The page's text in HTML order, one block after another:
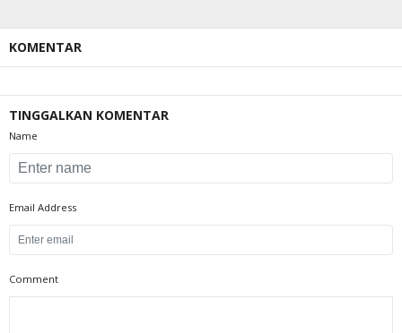
KOMENTAR
TINGGALKAN KOMENTAR
Name
Email Address
Comment